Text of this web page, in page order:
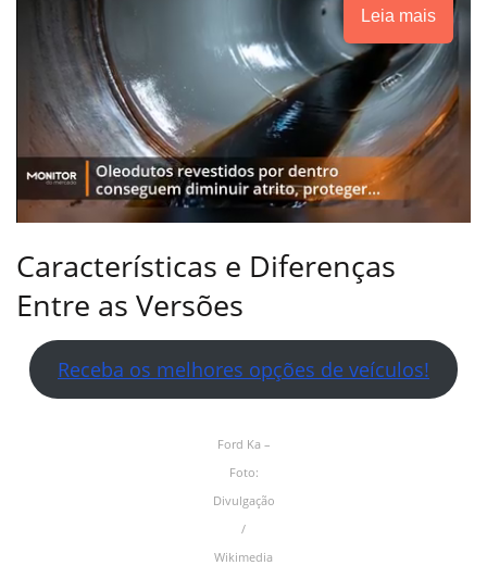
Leia mais
Características e Diferenças
Entre as Versões
Receba os melhores opções de veículos!
Ford Ka –
Foto:
Divulgação
/
Wikimedia